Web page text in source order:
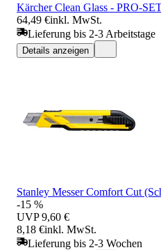
Kärcher Clean Glass - PRO-
64,49 €inkl. MwSt.
Lieferung bis 2-3 Arbeitstage
Details anzeigen
Stanley Messer Comfort Cut
-15 %
UVP 9,60 €
8,18 €inkl. MwSt.
Lieferung bis 2-3 Wochen